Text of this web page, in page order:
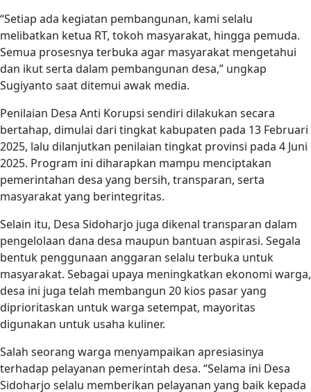
“Setiap ada kegiatan pembangunan, kami selalu
melibatkan ketua RT, tokoh masyarakat, hingga pemuda.
Semua prosesnya terbuka agar masyarakat mengetahui
dan ikut serta dalam pembangunan desa,” ungkap
Sugiyanto saat ditemui awak media.
Penilaian Desa Anti Korupsi sendiri dilakukan secara
bertahap, dimulai dari tingkat kabupaten pada 13 Februari
2025, lalu dilanjutkan penilaian tingkat provinsi pada 4 Juni
2025. Program ini diharapkan mampu menciptakan
pemerintahan desa yang bersih, transparan, serta
masyarakat yang berintegritas.
Selain itu, Desa Sidoharjo juga dikenal transparan dalam
pengelolaan dana desa maupun bantuan aspirasi. Segala
bentuk penggunaan anggaran selalu terbuka untuk
masyarakat. Sebagai upaya meningkatkan ekonomi warga,
desa ini juga telah membangun 20 kios pasar yang
diprioritaskan untuk warga setempat, mayoritas
digunakan untuk usaha kuliner.
Salah seorang warga menyampaikan apresiasinya
terhadap pelayanan pemerintah desa. “Selama ini Desa
Sidoharjo selalu memberikan pelayanan yang baik kepada